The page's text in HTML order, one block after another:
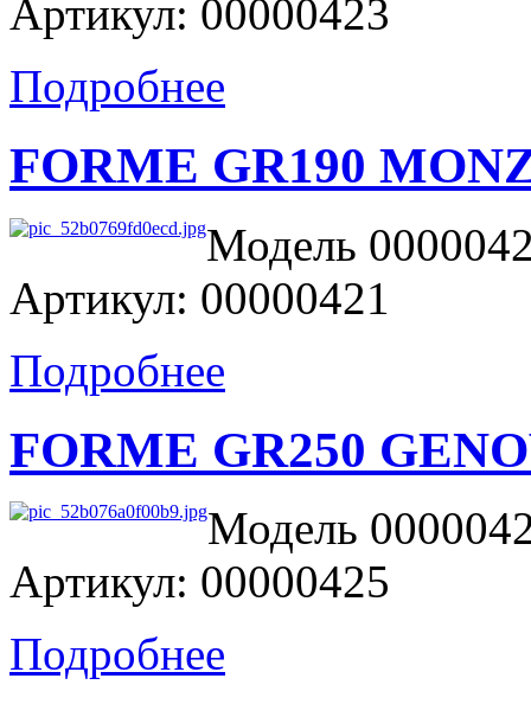
Артикул: 00000423
Подробнее
FORME GR190
Модель
Артикул: 00000421
Подробнее
FORME GR250
Модель
Артикул: 00000425
Подробнее